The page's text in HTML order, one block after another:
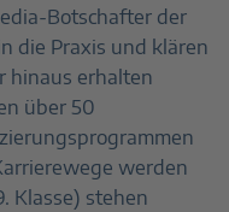
Botschafter der
die Praxis und klären
hinaus erhalten
über 50
werden
Klasse) stehen